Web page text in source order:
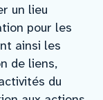
un lieu
pour les
ainsi les
de liens,
du